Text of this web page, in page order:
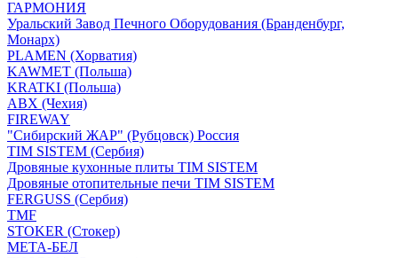
ГАРМОНИЯ
Уральский Завод Печного Оборудования (Бранденбург,
Монарх)
PLAMEN (Хорватия)
KAWMET (Польша)
KRATKI (Польша)
ABX (Чехия)
FIREWAY
"Сибирский ЖАР" (Рубцовск) Россия
TIM SISTEM (Сербия)
Дровяные кухонные плиты TIM SISTEM
Дровяные отопительные печи TIM SISTEM
FERGUSS (Сербия)
TMF
STOKER (Стокер)
МЕТА-БЕЛ